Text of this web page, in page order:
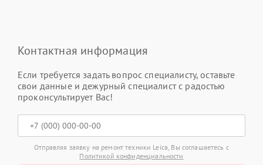
Контактная информация
Если требуется задать вопрос специалисту, оставьте
свои данные и дежурный специалист с радостью
проконсультирует Вас!
Отправляя заявку на ремонт техники Leica, Вы соглашаетесь с
Политикой конфиденциальности